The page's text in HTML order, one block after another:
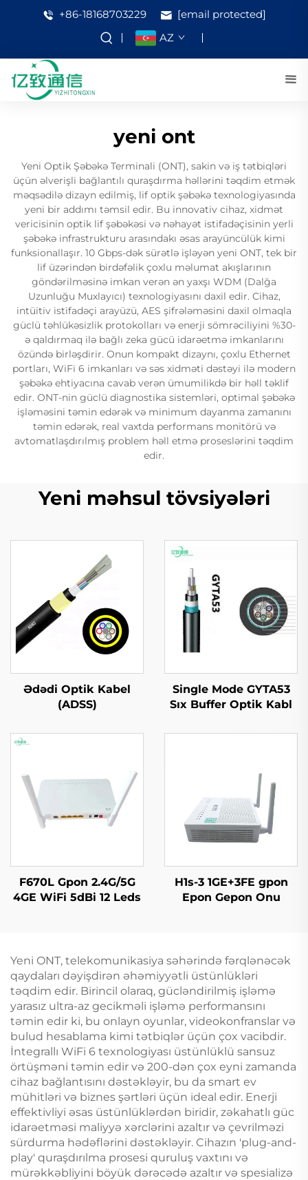
+86-18168703229
[email protected]
AZ
yeni ont
Yeni Optik Şəbəkə Terminali (ONT), sakin və iş tətbiqləri
üçün əlverişli bağlantılı quraşdırma həllərini təqdim etmək
məqsədilə dizayn edilmiş, lif optik şəbəkə texnologiyasında
yeni bir addımı təmsil edir. Bu innovativ cihaz, xidmət
vericisinin optik lif şəbəkəsi və nəhayət istifadəçisinin yerli
şəbəkə infrastrukturu arasındakı əsas arayüncülük kimi
funksionallaşır. 10 Gbps-dək sürətlə işləyən yeni ONT, tek bir
lif üzərindən birdəfəlik çoxlu məlumat akışlarının
göndərilməsinə imkan verən ən yaxşı WDM (Dalğa
Uzunluğu Muxlayıcı) texnologiyasını daxil edir. Cihaz,
intüitiv istifadəçi arayüzü, AES şifrələməsini daxil olmaqla
güclü təhlükəsizlik protokolları və enerji sömrəciliyini %30-
ə qaldırmaq ilə bağlı zeka gücü idarəetmə imkanlarını
özündə birləşdirir. Onun kompakt dizaynı, çoxlu Ethernet
portları, WiFi 6 imkanları və səs xidməti dəstəyi ilə modern
şəbəkə ehtiyacına cavab verən ümumilikdə bir həll təklif
edir. ONT-nin güclü diagnostika sistemləri, optimal şəbəkə
işləməsini təmin edərək və minimum dayanma zamanını
təmin edərək, real vaxtda performans monitörü və
avtomatlaşdırılmış problem həll etmə proseslərini təqdim
edir.
Yeni məhsul tövsiyələri
Ədədi Optik Kabel
(ADSS)
Single Mode GYTA53
Sıx Buffer Optik Kabl
F670L Gpon 2.4G/5G
4GE WiFi 5dBi 12 Leds
H1s-3 1GE+3FE gpon
Epon Gepon Onu
Yeni ONT, telekomunikasiya səhərində fərqlənəcək
qaydaları dəyişdirən əhəmiyyətli üstünlükləri
təqdim edir. Birincil olaraq, gücləndirilmiş işləmə
yarasız ultra-az gecikməli işləmə performansını
təmin edir ki, bu onlayn oyunlar, videokonfranslar və
bulud hesablama kimi tətbiqlər üçün çox vacibdir.
İntegrallı WiFi 6 texnologiyası üstünlüklü sansuz
örtüşməni təmin edir və 200-dən çox eyni zamanda
cihaz bağlantısını dəstəkləyir, bu da smart ev
mühitləri və biznes şərtləri üçün ideal edir. Enerji
effektivliyi əsas üstünlüklərdən biridir, zəkahatlı güc
idarəetməsi maliyyə xərclərini azaltır və çevrilməzi
sürdurma hədəflərini dəstəkləyir. Cihazın 'plug-and-
play' quraşdırılma prosesi quruluş vaxtını və
mürəkkəbliyini böyük dərəcədə azaltır və spesializə